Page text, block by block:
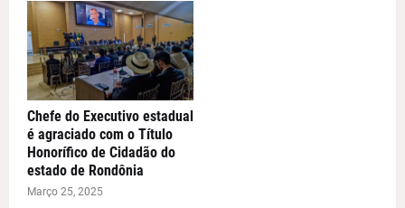
Chefe do Executivo estadual
é agraciado com o Título
Honorífico de Cidadão do
estado de Rondônia
Março 25, 2025